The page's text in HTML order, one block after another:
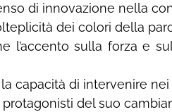
di innovazione nella
dei colori della
l’accento sulla forza e
capacità di intervenire
del suo